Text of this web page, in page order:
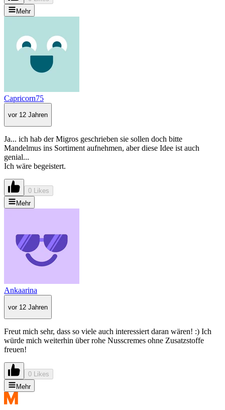
Mehr
Capricorn75
vor 12 Jahren
Ja... ich hab der Migros geschrieben sie sollen doch bitte
Mandelmus ins Sortiment aufnehmen, aber diese Idee ist auch
genial...
Ich wäre begeistert.
0 Likes
Mehr
Ankaarina
vor 12 Jahren
Freut mich sehr, dass so viele auch interessiert daran wären! :) Ich
würde mich weiterhin über rohe Nusscremes ohne Zusatzstoffe
freuen!
0 Likes
Mehr